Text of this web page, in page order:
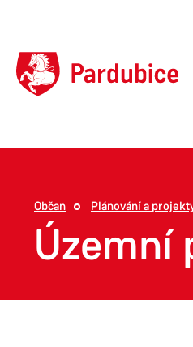
Občan Plánování a
Územní